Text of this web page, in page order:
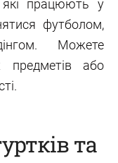
які працюють у
футболом,
Можете
предметів або
та